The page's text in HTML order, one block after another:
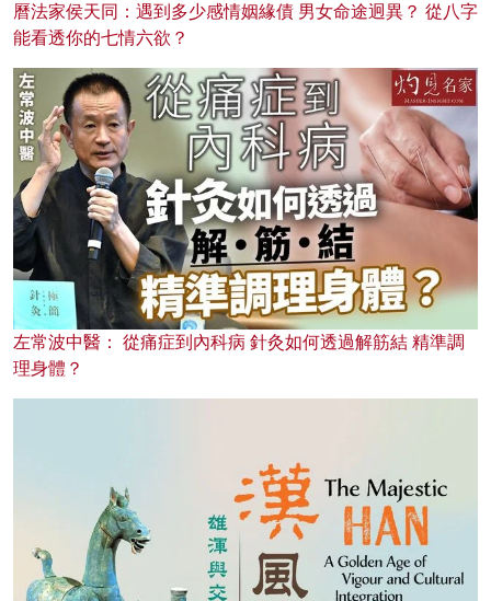
曆法家侯天同：遇到多少感情姻緣債 男女命途迥異？ 從八字
能看透你的七情六欲？
左常波中醫： 從痛症到內科病 針灸如何透過解筋結 精準調
理身體？